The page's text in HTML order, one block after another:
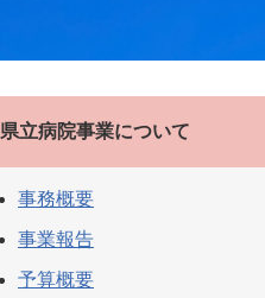
県立病院事業について
事務概要
事業報告
予算概要